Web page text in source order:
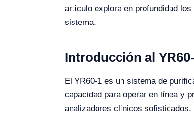
artículo explora en profundidad
sistema.
Introducción al
El YR60-1 es un sistema de
capacidad para operar en línea y
analizadores clínicos sofisticados.